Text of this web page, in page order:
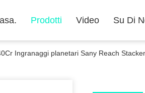
Prodotti Video Su Di
Ingranaggi planetari Sany Reach